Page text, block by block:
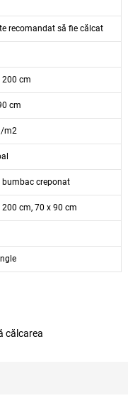
recomandat să fie călcat
200 cm
cm
m2
bumbac creponat
200 cm, 70 x 90 cm
călcarea